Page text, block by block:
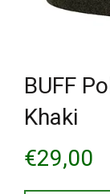
BUFF
Khaki
€29,00